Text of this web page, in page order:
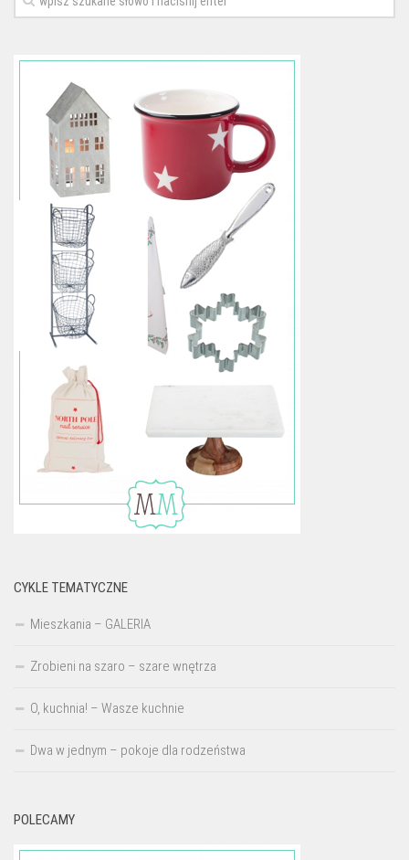
CYKLE TEMATYCZNE
Mieszkania – GALERIA
Zrobieni na szaro – szare wnętrza
O, kuchnia! – Wasze kuchnie
Dwa w jednym – pokoje dla rodzeństwa
POLECAMY